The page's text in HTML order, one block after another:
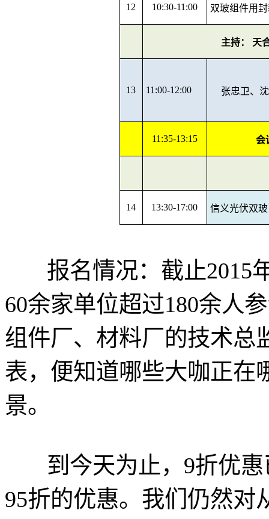
12 10:30-11:00 双玻组件用
主持： 天
13 11:00-12:00 张忠卫、
11:35-13:15 会
14 13:30-17:00 信义光伏双
报名情况：截止2015
60余家单位超过180余人
组件厂、材料厂的技术总
表，便知道哪些大咖正在
景。
到今天为止，9折优惠
95折的优惠。我们仍然对